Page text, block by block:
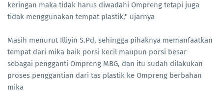
keringan maka tidak harus diwadahi Ompreng tetapi juga
tidak menggunakan tempat plastik," ujarnya
Masih menurut Illiyin S.Pd, sehingga pihaknya memanfaatkan
tempat dari mika baik porsi kecil maupun porsi besar
sebagai pengganti Ompreng MBG, dan itu sudah dilakukan
proses penggantian dari tas plastik ke Ompreng berbahan
mika